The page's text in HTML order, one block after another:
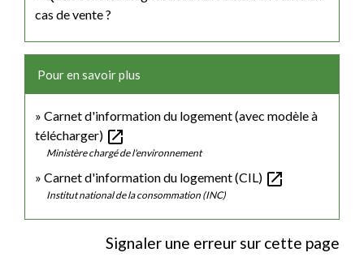
cas de vente ?
Pour en savoir plus
Carnet d'information du logement (avec modèle à
télécharger) open_in_new
Ministère chargé de l'environnement
Carnet d'information du logement (CIL) open_in_new
Institut national de la consommation (INC)
Signaler une erreur sur cette page